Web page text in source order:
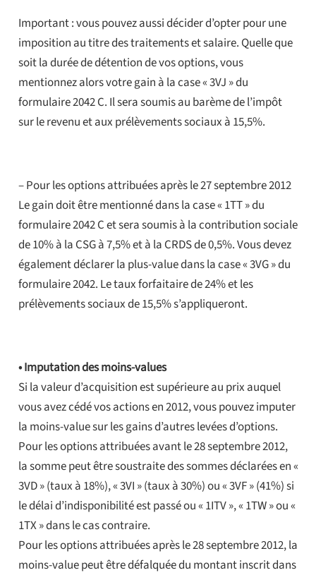
Important : vous pouvez aussi décider d’opter pour une
imposition au titre des traitements et salaire. Quelle que
soit la durée de détention de vos options, vous
mentionnez alors votre gain à la case « 3VJ » du
formulaire 2042 C. Il sera soumis au barème de l’impôt
sur le revenu et aux prélèvements sociaux à 15,5%.
– Pour les options attribuées après le 27 septembre 2012
Le gain doit être mentionné dans la case « 1TT » du
formulaire 2042 C et sera soumis à la contribution sociale
de 10% à la CSG à 7,5% et à la CRDS de 0,5%. Vous devez
également déclarer la plus-value dans la case « 3VG » du
formulaire 2042. Le taux forfaitaire de 24% et les
prélèvements sociaux de 15,5% s’appliqueront.
• Imputation des moins-values
Si la valeur d’acquisition est supérieure au prix auquel
vous avez cédé vos actions en 2012, vous pouvez imputer
la moins-value sur les gains d’autres levées d’options.
Pour les options attribuées avant le 28 septembre 2012,
la somme peut être soustraite des sommes déclarées en «
3VD » (taux à 18%), « 3VI » (taux à 30%) ou « 3VF » (41%) si
le délai d’indisponibilité est passé ou « 1ITV », « 1TW » ou «
1TX » dans le cas contraire.
Pour les options attribuées après le 28 septembre 2012, la
moins-value peut être défalquée du montant inscrit dans